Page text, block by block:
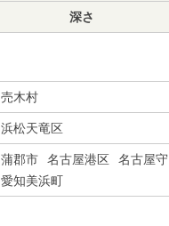
深さ
売木村
浜松天竜区
蒲郡市 名古屋港区 名古屋
愛知美浜町